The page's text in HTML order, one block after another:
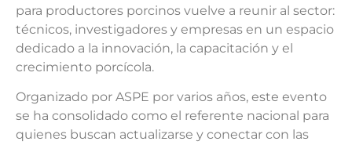
para productores porcinos vuelve a reunir al sector:
técnicos, investigadores y empresas en un espacio
dedicado a la innovación, la capacitación y el
crecimiento porcícola.
Organizado por ASPE por varios años, este evento
se ha consolidado como el referente nacional para
quienes buscan actualizarse y conectar con las